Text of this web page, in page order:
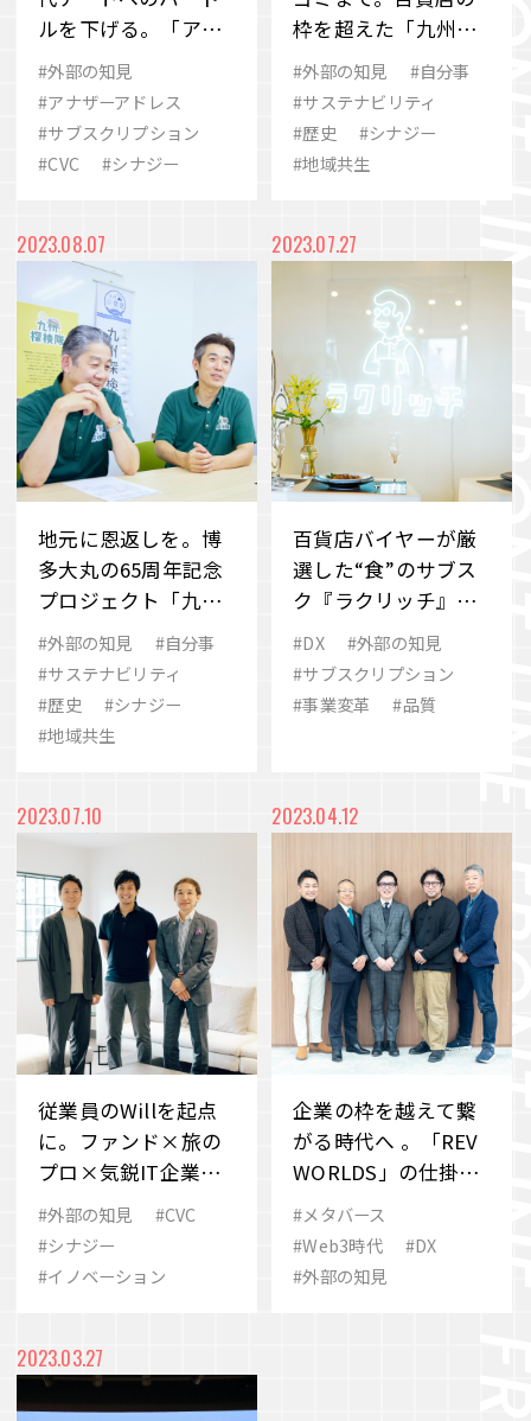
ルを下げる。「アナ
ザーアドレス」の新
たな取り組み
#外部の知見
#アナザーアドレス
#サブスクリプション
#CVC
#シナジー
枠を超えた「九州探
検隊」の幅広い活動
を知る
#外部の知見
#自分事
#サステナビリティ
#歴史
#シナジー
#地域共生
2023.08.07
地元に恩返しを。博
多大丸の65周年記念
プロジェクト「九州
探検隊」のこれまで
とこれから
#外部の知見
#自分事
#サステナビリティ
#歴史
#シナジー
#地域共生
2023.07.27
百貨店バイヤーが厳
選した“食”のサブス
ク『ラクリッチ』の
誕生秘話 名店の味を
自宅で楽しめるセレ
ンディピティ体験
#DX
#外部の知見
#サブスクリプション
#事業変革
#品質
2023.07.10
従業員のWillを起点
に。ファンド×旅の
プロ×気鋭IT企業で
「旅の未来」共創へ
#外部の知見
#CVC
#シナジー
#イノベーション
2023.04.12
企業の枠を越えて繋
がる時代へ 。「REV
WORLDS」の仕掛け
人とメタバースの未
来を語り合う
#メタバース
#Web3時代
#DX
#外部の知見
2023.03.27